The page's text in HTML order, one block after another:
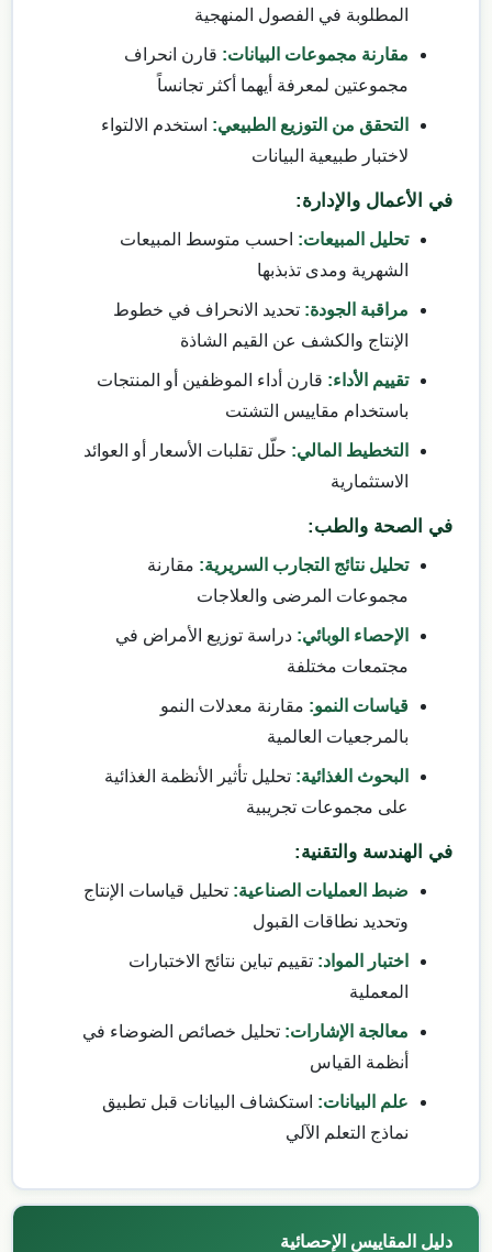
المطلوبة في الفصول المنهجية
مقارنة مجموعات البيانات: قارن انحراف
مجموعتين لمعرفة أيهما أكثر تجانساً
التحقق من التوزيع الطبيعي: استخدم الالتواء
لاختبار طبيعية البيانات
في الأعمال والإدارة:
تحليل المبيعات: احسب متوسط المبيعات
الشهرية ومدى تذبذبها
مراقبة الجودة: تحديد الانحراف في خطوط
الإنتاج والكشف عن القيم الشاذة
تقييم الأداء: قارن أداء الموظفين أو المنتجات
باستخدام مقاييس التشتت
التخطيط المالي: حلّل تقلبات الأسعار أو العوائد
الاستثمارية
في الصحة والطب:
تحليل نتائج التجارب السريرية: مقارنة
مجموعات المرضى والعلاجات
الإحصاء الوبائي: دراسة توزيع الأمراض في
مجتمعات مختلفة
قياسات النمو: مقارنة معدلات النمو
بالمرجعيات العالمية
البحوث الغذائية: تحليل تأثير الأنظمة الغذائية
على مجموعات تجريبية
في الهندسة والتقنية:
ضبط العمليات الصناعية: تحليل قياسات الإنتاج
وتحديد نطاقات القبول
اختبار المواد: تقييم تباين نتائج الاختبارات
المعملية
معالجة الإشارات: تحليل خصائص الضوضاء في
أنظمة القياس
علم البيانات: استكشاف البيانات قبل تطبيق
نماذج التعلم الآلي
دليل المقاييس الإحصائية